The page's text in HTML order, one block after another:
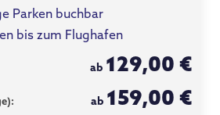
Parken buchbar
bis zum Flughafen
ab 129,00 €
ab 159,00 €